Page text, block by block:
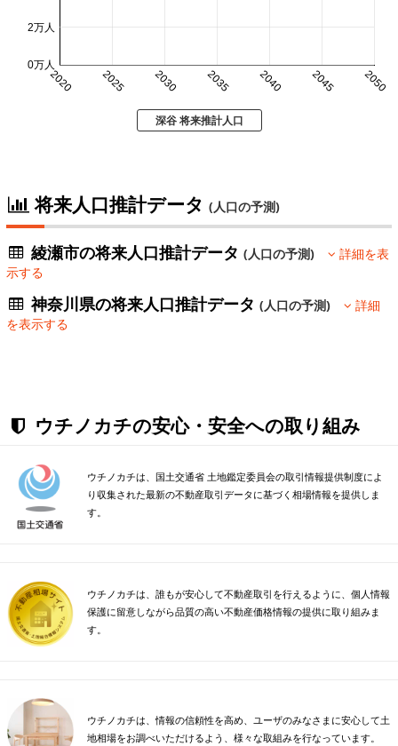
2020 2025 2030 2035 2040 2045 2050
0万人
2万人
深谷 将来推計人口
将来人口推計データ (人口の予測)
綾瀬市の将来人口推計データ(人口の予測)
詳細を表
示する
神奈川県の将来人口推計データ(人口の予測)
詳細
を表示する
ウチノカチの安心・安全への取り組み
ウチノカチは、国土交通省 土地鑑定委員会の取引情報提供制度によ
り収集された最新の不動産取引データに基づく相場情報を提供しま
す。
ウチノカチは、誰もが安心して不動産取引を行えるように、個人情報
保護に留意しながら品質の高い不動産価格情報の提供に取り組みま
す。
ウチノカチは、情報の信頼性を高め、ユーザのみなさまに安心して土
地相場をお調べいただけるよう、様々な取組みを行なっています。